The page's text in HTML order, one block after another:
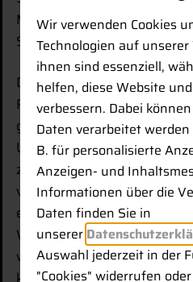
MCP80 ist Reuscher
Stand der Technik.
Die Entscheidung, zwei
Raupen zu nutzen, war
gewählt. So wird die
Um den Wechsel zwischen
zu gestalten, wurde der
verschraubt. Er kann mit
einer Raupe auf die andere
Wichtig war Reuscher
weiterhin im 2D-Modus per
Wir verwenden Cookies
Technologien auf
ihnen sind essenziell,
helfen, diese Website
verbessern. Dabei
Daten verarbeitet werden
B. für personalisierte
Anzeigen- und
Informationen über die
Daten finden Sie in
unserer
Auswahl jederzeit in der
"Cookies" widerrufen